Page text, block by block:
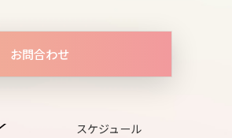
お問合わせ
スケジュール